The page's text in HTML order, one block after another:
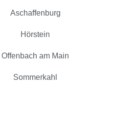
Aschaffenburg
Hörstein
Offenbach am Main
Sommerkahl